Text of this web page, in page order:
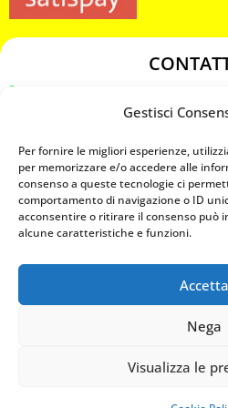
Gestisci
Per fornire le migliori esperienze,
per memorizzare e/o accedere alle
consenso a queste tecnologie ci
comportamento di navigazione o ID
acconsentire o ritirare il consenso può
alcune caratteristiche e funzioni.
Accetta
Nega
Visualizza le
chiavicodificate@gmail.com
Privacy Policy
Cookie Policy
MAPS
CHIAMA